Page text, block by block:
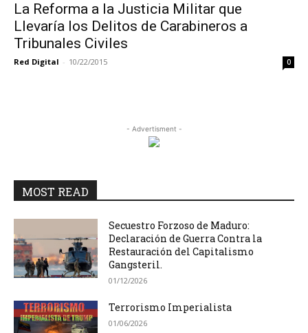
La Reforma a la Justicia Militar que
Llevaría los Delitos de Carabineros a
Tribunales Civiles
Red Digital - 10/22/2015 0
- Advertisment -
MOST READ
Secuestro Forzoso de Maduro:
Declaración de Guerra Contra la
Restauración del Capitalismo
Gangsteril.
01/12/2026
Terrorismo Imperialista
01/06/2026